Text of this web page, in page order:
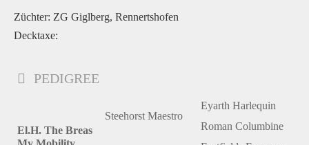
Züchter: ZG Giglberg, Rennertshofen
Decktaxe:
PEDIGREE
El.H. The Breas
Steehorst Maestro
Eyarth Harlequin
Roman Columbine